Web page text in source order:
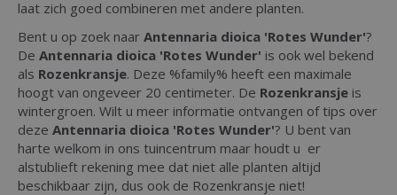
laat zich goed combineren met andere planten.
Bent u op zoek naar Antennaria dioica 'Rotes Wunder'?
De Antennaria dioica 'Rotes Wunder' is ook wel bekend
als Rozenkransje. Deze %family% heeft een maximale
hoogt van ongeveer 20 centimeter. De Rozenkransje is
wintergroen. Wilt u meer informatie ontvangen of tips over
deze Antennaria dioica 'Rotes Wunder'? U bent van
harte welkom in ons tuincentrum maar houdt u er
alstublieft rekening mee dat niet alle planten altijd
beschikbaar zijn, dus ook de Rozenkransje niet!